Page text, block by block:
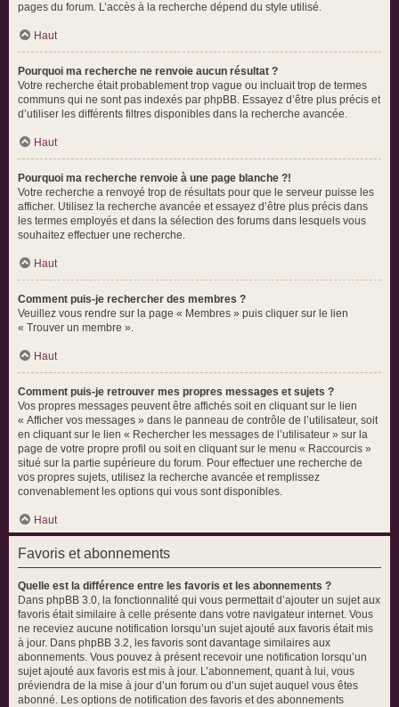
pages du forum. L’accès à la recherche dépend du style utilisé.
Haut
Pourquoi ma recherche ne renvoie aucun résultat ?
Votre recherche était probablement trop vague ou incluait trop de termes
communs qui ne sont pas indexés par phpBB. Essayez d’être plus précis et
d’utiliser les différents filtres disponibles dans la recherche avancée.
Haut
Pourquoi ma recherche renvoie à une page blanche ?!
Votre recherche a renvoyé trop de résultats pour que le serveur puisse les
afficher. Utilisez la recherche avancée et essayez d’être plus précis dans
les termes employés et dans la sélection des forums dans lesquels vous
souhaitez effectuer une recherche.
Haut
Comment puis-je rechercher des membres ?
Veuillez vous rendre sur la page « Membres » puis cliquer sur le lien
« Trouver un membre ».
Haut
Comment puis-je retrouver mes propres messages et sujets ?
Vos propres messages peuvent être affichés soit en cliquant sur le lien
« Afficher vos messages » dans le panneau de contrôle de l’utilisateur, soit
en cliquant sur le lien « Rechercher les messages de l’utilisateur » sur la
page de votre propre profil ou soit en cliquant sur le menu « Raccourcis »
situé sur la partie supérieure du forum. Pour effectuer une recherche de
vos propres sujets, utilisez la recherche avancée et remplissez
convenablement les options qui vous sont disponibles.
Haut
Favoris et abonnements
Quelle est la différence entre les favoris et les abonnements ?
Dans phpBB 3.0, la fonctionnalité qui vous permettait d’ajouter un sujet aux
favoris était similaire à celle présente dans votre navigateur internet. Vous
ne receviez aucune notification lorsqu’un sujet ajouté aux favoris était mis
à jour. Dans phpBB 3.2, les favoris sont davantage similaires aux
abonnements. Vous pouvez à présent recevoir une notification lorsqu’un
sujet ajouté aux favoris est mis à jour. L’abonnement, quant à lui, vous
préviendra de la mise à jour d’un forum ou d’un sujet auquel vous êtes
abonné. Les options de notification des favoris et des abonnements